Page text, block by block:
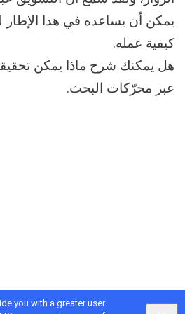
you with a greater user
يمكن أن يساعده في هذا الإطار
كيفية عمله.
هل يمكنك شرح ماذا يمكن
عبر محرّكات البحث.